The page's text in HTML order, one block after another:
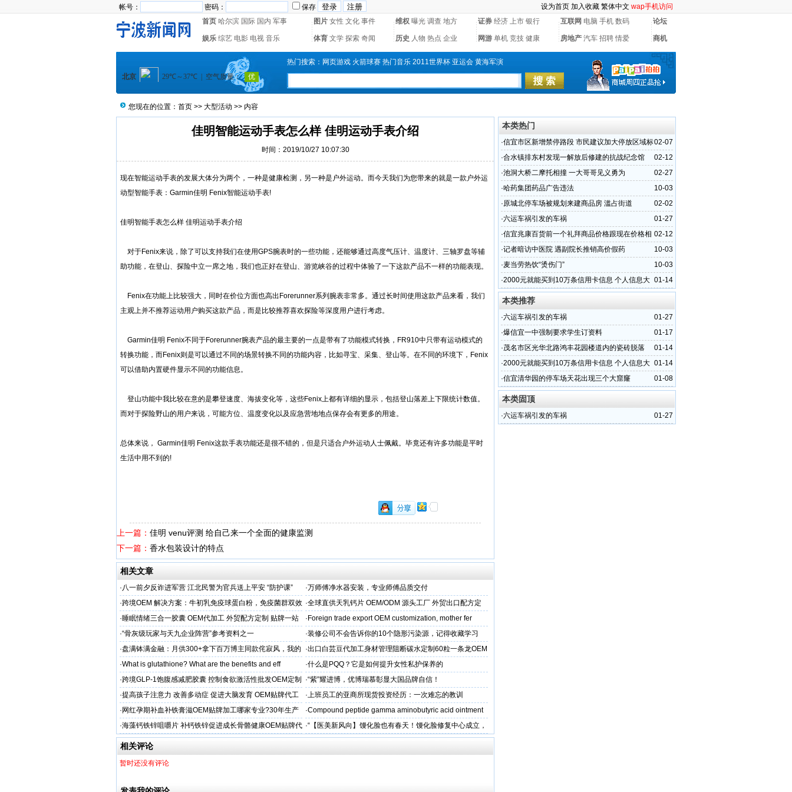
帐号： 密码： 保存 设为首页 加入收藏 繁体中文 wap手机访问
首页 哈尔滨 国际 国内 军事 图片 女性 文化 事件 维权 曝光 调查 地方 证券 经济 上市 银行 互联网 电脑 手机 数码 论坛
娱乐 综艺 电影 电视 音乐 体育 文学 探索 奇闻 历史 人物 热点 企业 网游 单机 竞技 健康 房地产 汽车 招聘 情爱 商机
热门搜索： 网页游戏 火箭球赛 热门音乐 2011世界杯 亚运会 黄海军演
您现在的位置： 首页 >> 大型活动 >> 内容
佳明智能运动手表怎么样 佳明运动手表介绍
时间：2019/10/27 10:07:30
现在智能运动手表的发展大体分为两个，一种是健康检测，另一种是户外运动。而今天我们为您带来的就是一款户外运
动型智能手表：Garmin佳明 Fenix智能运动手表!
佳明智能手表怎么样 佳明运动手表介绍
对于Fenix来说，除了可以支持我们在使用GPS腕表时的一些功能，还能够通过高度气压计、温度计、三轴罗盘等辅
助功能，在登山、探险中立一席之地，我们也正好在登山、游览峡谷的过程中体验了一下这款产品不一样的功能表现。
Fenix在功能上比较强大，同时在价位方面也高出Forerunner系列腕表非常多。通过长时间使用这款产品来看，我们
主观上并不推荐运动用户购买这款产品，而是比较推荐喜欢探险等深度用户进行考虑。
Garmin佳明 Fenix不同于Forerunner腕表产品的最主要的一点是带有了功能模式转换，FR910中只带有运动模式的
转换功能，而Fenix则是可以通过不同的场景转换不同的功能内容，比如寻宝、采集、登山等。在不同的环境下，Fenix
可以借助内置硬件显示不同的功能信息。
登山功能中我比较在意的是攀登速度、海拔变化等，这些Fenix上都有详细的显示，包括登山落差上下限统计数值。
而对于探险野山的用户来说，可能方位、温度变化以及应急营地地点保存会有更多的用途。
总体来说， Garmin佳明 Fenix这款手表功能还是很不错的，但是只适合户外运动人士佩戴。毕竟还有许多功能是平时
生活中用不到的!
上一篇： 佳明 venu评测 给自己来一个全面的健康监测
下一篇： 香水包装设计的特点
相关文章
·八一前夕反诈进军营 江北民警为官兵送上平安 “防护课” ·万师傅净水器安装，专业师傅品质交付
·跨境OEM 解决方案：牛初乳免疫球蛋白粉，免疫菌群双效
贴牌代工
·全球直供天乳钙片 OEM/ODM 源头工厂 外贸出口配方定
制服务商
·睡眠情绪三合一胶囊 OEM代加工 外贸配方定制 贴牌一站
式服务
· Foreign trade export OEM customization, mother fer
·“骨灰级玩家与天九企业阵营”参考资料之一 ·装修公司不会告诉你的10个隐形污染源，记得收藏学习
·盘满钵满金融：月供300+拿下百万博主同款侘寂风，我的
家被邻居追着问链接
·出口白芸豆代加工身材管理阻断碳水定制60粒一条龙OEM
贴牌
·What is glutathione? What are the benefits and eff ·什么是PQQ？它是如何提升女性私护保养的
·跨境GLP-1饱腹感减肥胶囊 控制食欲激活性批发OEM定制 ·“紫”耀进博，优博瑞慕彰显大国品牌自信！
·提高孩子注意力 改善多动症 促进大脑发育 OEM贴牌代工 ·上班员工的亚商所现货投资经历：一次难忘的教训
· 网红孕期补血补铁膏滋OEM贴牌加工哪家专业?30年生产
经验
·Compound peptide gamma aminobutyric acid ointment
·海藻钙铁锌咀嚼片 补钙铁锌促进成长骨骼健康OEM贴牌代
加工
·“【医美新风向】馒化脸也有春天！馒化脸修复中心成立，
让美丽不再等待”
相关评论
暂时还没有评论
本类热门
02-07
·信宜市区新增禁停路段 市民建议加大停放区域标
志指引
02-12
·合水镇排东村发现一解放后修建的抗战纪念馆
02-27
·池洞大桥二摩托相撞 一大哥哥见义勇为
10-03
·哈药集团药品广告违法
02-02
·原城北停车场被规划来建商品房 滥占街道
01-27
·六运车祸引发的车祸
02-12
·信宜兆康百货前一个礼拜商品价格跟现在价格相
差甚远
10-03
·记者暗访中医院 遇副院长推销高价假药
10-03
·麦当劳热饮“烫伤门”
01-14
·2000元就能买到10万条信用卡信息 个人信息大
量被泄
本类推荐
01-27
·六运车祸引发的车祸
01-17
·爆信宜一中强制要求学生订资料
01-14
·茂名市区光华北路鸿丰花园楼道内的瓷砖脱落
01-14
·2000元就能买到10万条信用卡信息 个人信息大
量被泄
01-08
·信宜清华园的停车场天花出现三个大窟窿
本类固顶
01-27
·六运车祸引发的车祸